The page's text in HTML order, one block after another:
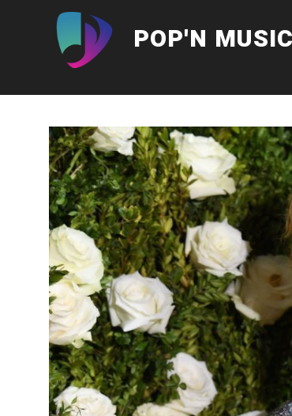
POP'N MUSIC